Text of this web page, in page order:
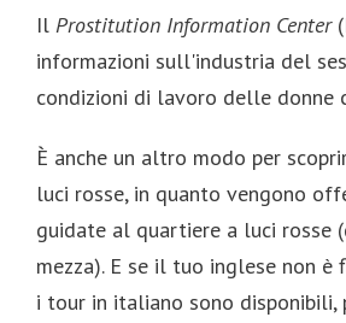
Il Prostitution Information Center
informazioni sull'industria del
condizioni di lavoro delle donne
È anche un altro modo per
luci rosse, in quanto vengono
guidate al quartiere a luci rosse
mezza). E se il tuo inglese non è
i tour in italiano sono disponibili,